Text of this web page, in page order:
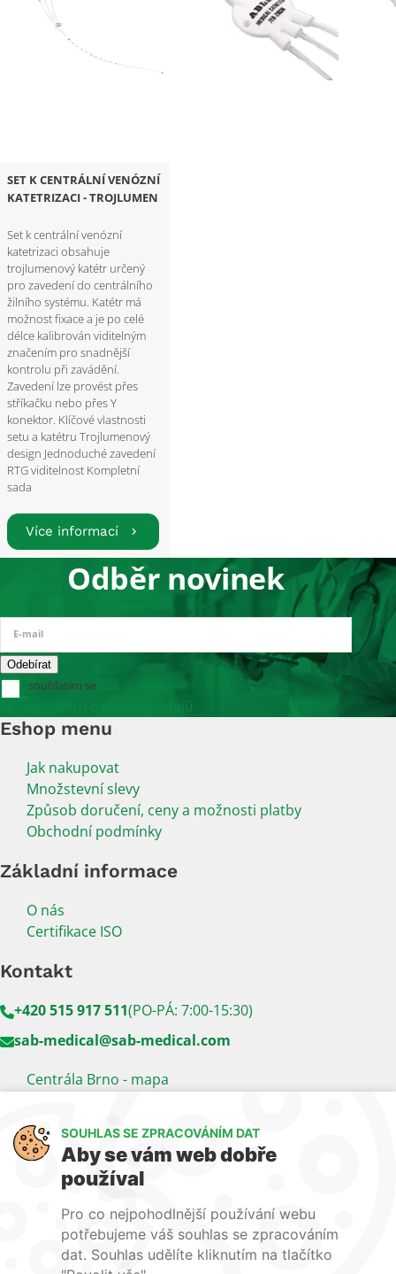
SET K CENTRÁLNÍ VENÓZNÍ
KATETRIZACI - TROJLUMEN
Set k centrální venózní
katetrizaci obsahuje
trojlumenový katétr určený
pro zavedení do centrálního
žilního systému. Katétr má
možnost fixace a je po celé
délce kalibrován viditelným
značením pro snadnější
kontrolu při zavádění.
Zavedení lze provést přes
stříkačku nebo přes Y
konektor. Klíčové vlastnosti
setu a katétru Trojlumenový
design Jednoduché zavedení
RTG viditelnost Kompletní
sada
Více informací
Odběr novinek
E-mail
souhlasím se
zpracováním osobních údajů
Eshop menu
Jak nakupovat
Množstevní slevy
Způsob doručení, ceny a možnosti platby
Obchodní podmínky
Základní informace
O nás
Certifikace ISO
Kontakt
+420 515 917 511(PO-PÁ: 7:00-15:30)
sab-medical@sab-medical.com
Centrála Brno - mapa
Sledujte nás
LinkedIn Facebook
Naše další weby:
SOUHLAS SE ZPRACOVÁNÍM DAT
Aby se vám web dobře
používal
Pro co nejpohodlnější používání webu
potřebujeme váš souhlas se zpracováním
dat. Souhlas udělíte kliknutím na tlačítko